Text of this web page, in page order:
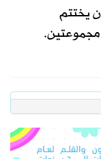
يختتم
مجموعتين.